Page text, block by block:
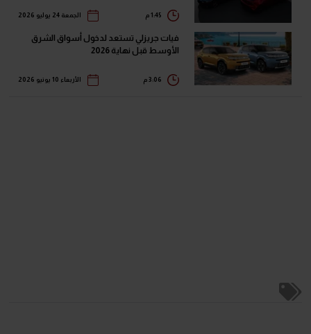
الجمعة 24 يوليو 2026
فيات جريزلي تستعد لدخول أسواق الشرق
الأوسط قبل نهاية 2026
الأربعاء 10 يونيو 2026